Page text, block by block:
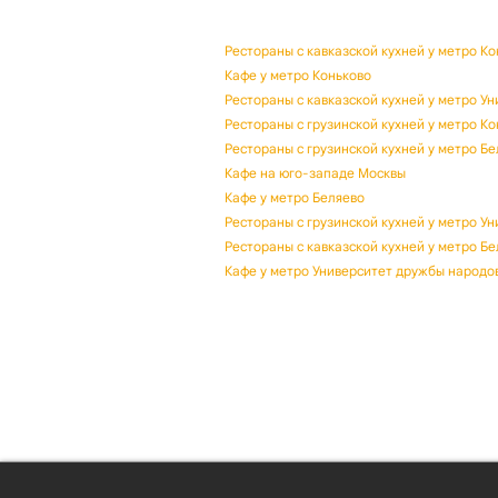
Рестораны с кавказской кухней у метро
Кафе у метро Коньково
Рестораны с кавказской кухней у метро
Рестораны с грузинской кухней у метро
Рестораны с грузинской кухней у метро
Кафе на юго-западе Москвы
Кафе у метро Беляево
Рестораны с грузинской кухней у метро
Рестораны с кавказской кухней у метро
Кафе у метро Университет дружбы